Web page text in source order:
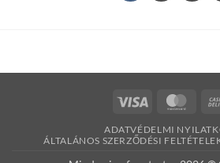
Visa
ADATVÉDELMI
ÁLTALÁNOS SZERZŐDÉSI